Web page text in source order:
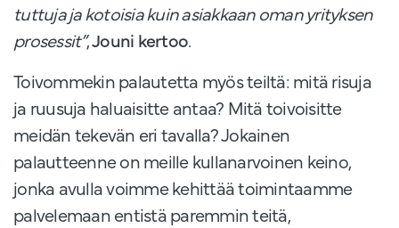
tuttuja ja kotoisia kuin asiakkaan oman yrityksen
prosessit”,Jouni kertoo.
Toivommekin palautetta myös teiltä: mitä risuja
ja ruusuja haluaisitte antaa? Mitä toivoisitte
meidän tekevän eri tavalla? Jokainen
palautteenne on meille kullanarvoinen keino,
jonka avulla voimme kehittää toimintaamme
palvelemaan entistä paremmin teitä,